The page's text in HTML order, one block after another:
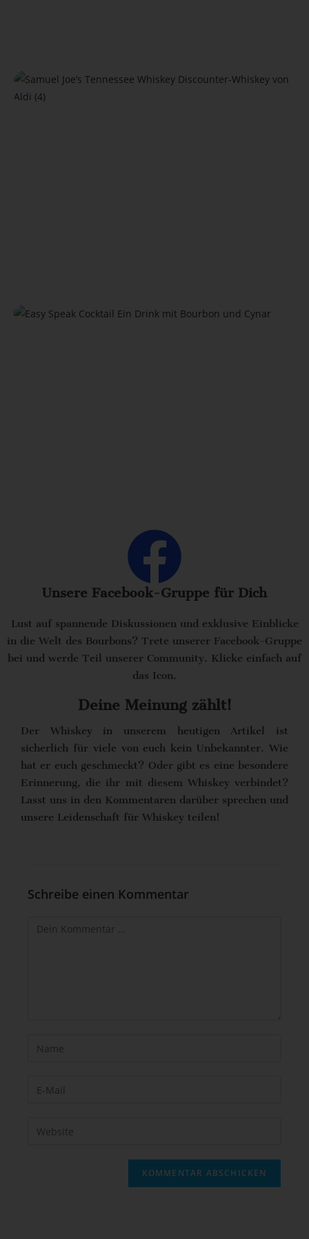
Unsere Facebook-Gruppe für Dich
Lust auf spannende Diskussionen und exklusive Einblicke
in die Welt des Bourbons? Trete unserer Facebook-Gruppe
bei und werde Teil unserer Community. Klicke einfach auf
das Icon.
Deine Meinung zählt!
Der Whiskey in unserem heutigen Artikel ist
sicherlich für viele von euch kein Unbekannter. Wie
hat er euch geschmeckt? Oder gibt es eine besondere
Erinnerung, die ihr mit diesem Whiskey verbindet?
Lasst uns in den Kommentaren darüber sprechen und
unsere Leidenschaft für Whiskey teilen!
Schreibe einen Kommentar